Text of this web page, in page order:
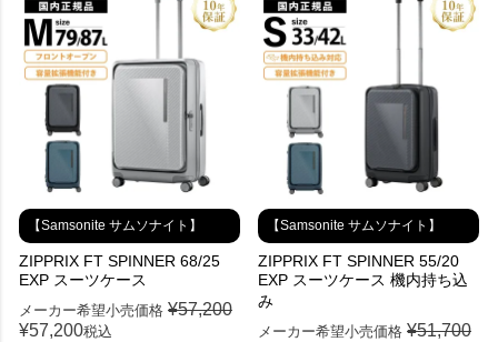
【Samsonite サムソナイト】
ZIPPRIX FT SPINNER 68/25
EXP スーツケース
メーカー希望小売価格 ¥57,200
¥57,200税込
【Samsonite サムソナイト】
ZIPPRIX FT SPINNER 55/20
EXP スーツケース 機内持ち込
み
メーカー希望小売価格 ¥51,700